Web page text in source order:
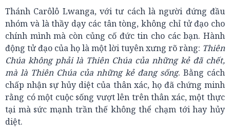
Thánh Carôlô Lwanga, với tư cách là người đứng đầu
nhóm và là thầy dạy các tân tòng, không chỉ tử đạo cho
chính mình mà còn củng cố đức tin cho các bạn. Hành
động tử đạo của họ là một lời tuyên xưng rõ ràng: Thiên
Chúa không phải là Thiên Chúa của những kẻ đã chết,
mà là Thiên Chúa của những kẻ đang sống. Bằng cách
chấp nhận sự hủy diệt của thân xác, họ đã chứng minh
rằng có một cuộc sống vượt lên trên thân xác, một thực
tại mà sức mạnh trần thế không thể chạm tới hay hủy
diệt.